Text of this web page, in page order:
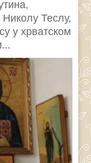
Николу Теслу,
у хрватском